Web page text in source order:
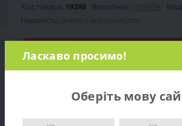
Код товара: 19298 Виробник: HONDA
Наявність: Знято з виробництва
Знято з виробництва
0 грн.
Ласкаво просимо!
Оберіть мову